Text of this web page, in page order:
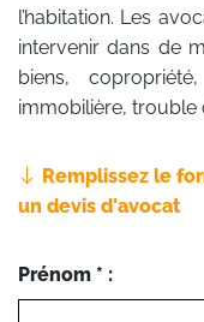
l’habitation. Les
intervenir dans de
biens,
immobilière, trouble
Remplissez le
un devis d'avocat
Prénom * :